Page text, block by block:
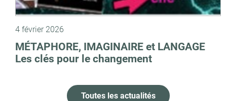
4 février 2026
MÉTAPHORE, IMAGINAIRE et LANGAGE
Les clés pour le changement
Toutes les actualités